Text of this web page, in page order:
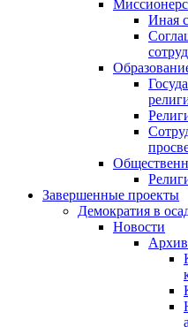
Иная
Завершенные проекты
Демократия в
Новости